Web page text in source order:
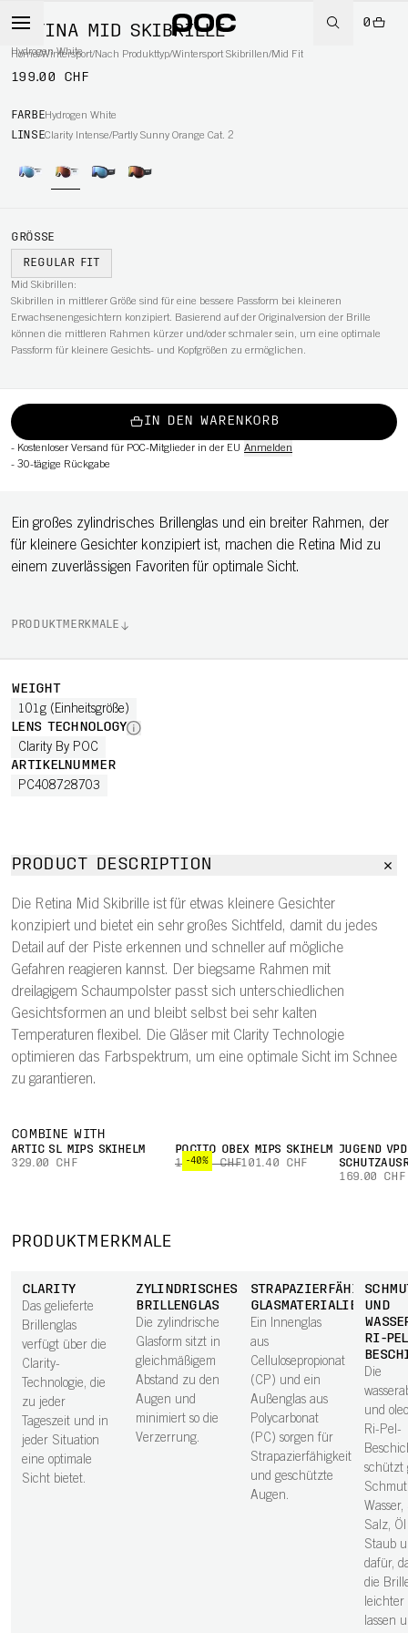
0
Home/Wintersport/Nach Produkttyp/Wintersport Skibrillen/Mid Fit
RETINA MID SKIBRILLE
Hydrogen White
199.00 CHF
FARBEHydrogen White
LINSEClarity Intense/Partly Sunny Orange Cat. 2
GRÖSSE
REGULAR FIT
Mid Skibrillen:
Skibrillen in mittlerer Größe sind für eine bessere Passform bei kleineren
Erwachsenengesichtern konzipiert. Basierend auf der Originalversion der Brille
können die mittleren Rahmen kürzer und/oder schmaler sein, um eine optimale
Passform für kleinere Gesichts- und Kopfgrößen zu ermöglichen.
IN DEN WARENKORB
- Kostenloser Versand für POC-Mitglieder in der EU Anmelden
- 30-tägige Rückgabe
Ein großes zylindrisches Brillenglas und ein breiter Rahmen, der
für kleinere Gesichter konzipiert ist, machen die Retina Mid zu
einem zuverlässigen Favoriten für optimale Sicht.
PRODUKTMERKMALE
WEIGHT
101g (Einheitsgröße)
LENS TECHNOLOGY
Clarity By POC
ARTIKELNUMMER
PC408728703
PRODUCT DESCRIPTION
Die Retina Mid Skibrille ist für etwas kleinere Gesichter
konzipiert und bietet ein sehr großes Sichtfeld, damit du jedes
Detail auf der Piste erkennen und schneller auf mögliche
Gefahren reagieren kannst. Der biegsame Rahmen mit
dreilagigem Schaumpolster passt sich unterschiedlichen
Gesichtsformen an und bleibt selbst bei sehr kalten
Temperaturen flexibel. Die Gläser mit Clarity Technologie
optimieren das Farbspektrum, um eine optimale Sicht im Schnee
zu garantieren.
COMBINE WITH
ARTIC SL MIPS SKIHELM
329.00 CHF
-40%
POCITO OBEX MIPS SKIHELM
169.00 CHF101.40 CHF
JUGEND
169.00 CHF
PRODUKTMERKMALE
CLARITY
Das gelieferte
Brillenglas
verfügt über die
Clarity-
Technologie, die
zu jeder
Tageszeit und in
jeder Situation
eine optimale
Sicht bietet.
ZYLINDRISCHES
BRILLENGLAS
Die zylindrische
Glasform sitzt in
gleichmäßigem
Abstand zu den
Augen und
minimiert so die
Verzerrung.
STRAPAZIERFÄHIGE
GLASMATERIALIEN
Ein Innenglas
aus
Cellulosepropionat
(CP) und ein
Außenglas aus
Polycarbonat
(PC) sorgen für
Strapazierfähigkeit
und geschützte
Augen.
UND
RI-
Die
und
Ri-Pel-
schützt
Salz,
Staub
dafür,
die
leichter
lassen